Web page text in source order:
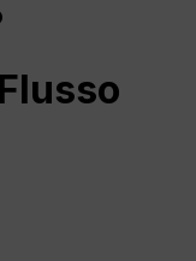
Flusso